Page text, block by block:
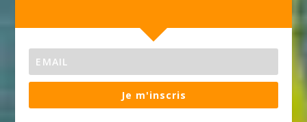
Je m'inscris